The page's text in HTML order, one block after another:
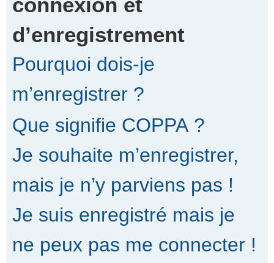
d’enregistrement
Pourquoi dois-je
m’enregistrer ?
Que signifie COPPA ?
Je souhaite m’enregistrer,
mais je n’y parviens pas !
Je suis enregistré mais je
ne peux pas me connecter !